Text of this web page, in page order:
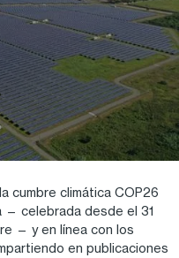
cumbre climática COP26
— celebrada desde el 31
— y en línea con los
en publicaciones